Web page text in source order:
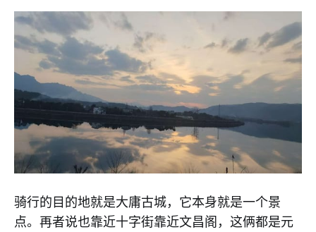
骑行的目的地就是大庸古城，它本身就是一个景
点。再者说也靠近十字街靠近文昌阁，这俩都是元